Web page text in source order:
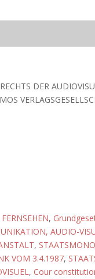
DER
FERNSEHEN,
AUDIO-
,
VOM 3.4.1987,
, Cour